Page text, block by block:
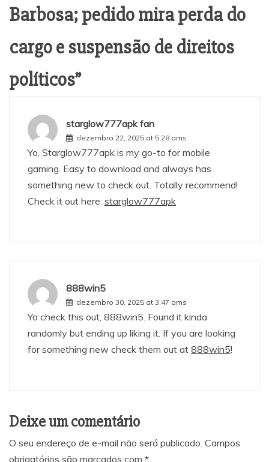
Barbosa; pedido mira perda do
cargo e suspensão de direitos
políticos”
starglow777apk fan
dezembro 22, 2025 at 5:28 ams
Yo, Starglow777apk is my go-to for mobile
gaming. Easy to download and always has
something new to check out. Totally recommend!
Check it out here: starglow777apk
888win5
dezembro 30, 2025 at 3:47 ams
Yo check this out, 888win5. Found it kinda
randomly but ending up liking it. If you are looking
for something new check them out at 888win5!
Deixe um comentário
O seu endereço de e-mail não será publicado. Campos
obrigatórios são marcados com *